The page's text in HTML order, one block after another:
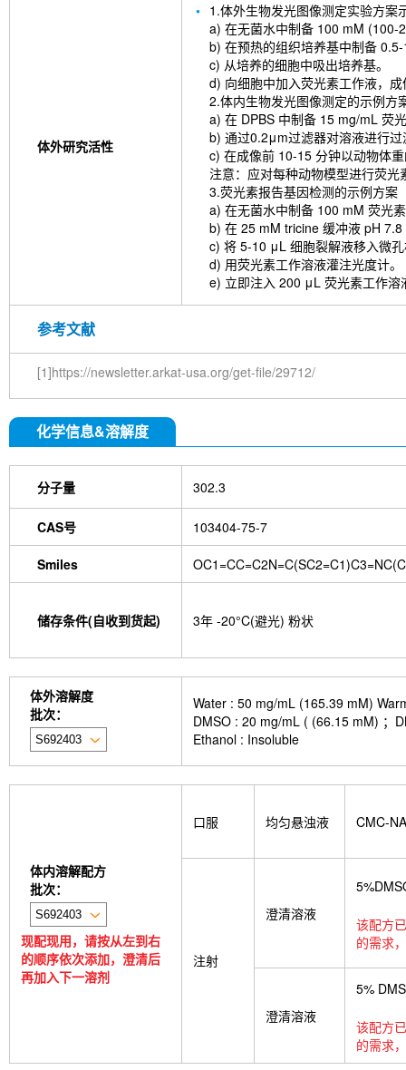
体外研究活性
1.体外生物发光图像测定实验方案
a) 在无菌水中制备 100 mM
b) 在预热的组织培养基中制备
c) 从培养的细胞中吸出培养基。
d) 向细胞中加入荧光素工作液，
2.体内生物发光图像测定的示例方
a) 在 DPBS 中制备 15 mg/mL 荧
b) 通过0.2μm过滤器对溶液进行
c) 在成像前 10-15 分钟以动物体
注意：应对每种动物模型进行荧
3.荧光素报告基因检测的示例方案
a) 在无菌水中制备 100 mM 荧光
b) 在 25 mM tricine 缓冲液 pH
c) 将 5-10 μL 细胞裂解液移入微
d) 用荧光素工作溶液灌注光度计。
e) 立即注入 200 μL 荧光素工作溶
参考文献
[1]https://newsletter.arkat-usa.org/get-file/29712/
化学信息&溶解度
分子量 302.3
CAS号 103404-75-7
Smiles
储存条件(自收到货起) 3年 -20°C(避光) 粉状
体外溶解度
批次：
Water : 50 mg/mL (165.39 mM)
DMSO : 20 mg/mL ( (66.15 mM) ；
Ethanol : Insoluble
体内溶解配方
批次：
现配现用，请按从左到右
的顺序依次添加，澄清后
再加入下一溶剂
口服 均匀悬浊液 CMC-NA
注射
澄清溶液
该配方
的需求
澄清溶液
5%
该配方
的需求